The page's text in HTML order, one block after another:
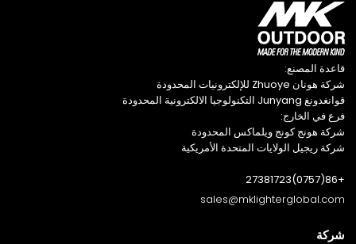
قاعدة المصنع:
شركة هونان Zhuoye للإلكترونيات المحدودة
قوانغدونغ Junyang التكنولوجيا الالكترونية المحدودة
فرع في الخارج:
شركة هونج كونج ويلماكس المحدودة
شركة ريجيل الولايات المتحدة الأمريكية
+86(0757)27381723
sales@mklighterglobal.com
شركة